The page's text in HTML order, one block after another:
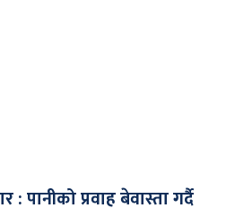
पानीको प्रवाह बेवास्ता गर्दै